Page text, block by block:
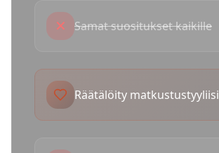
✕ Samat suositukset kaikille
Räätälöity matkustustyyliisi